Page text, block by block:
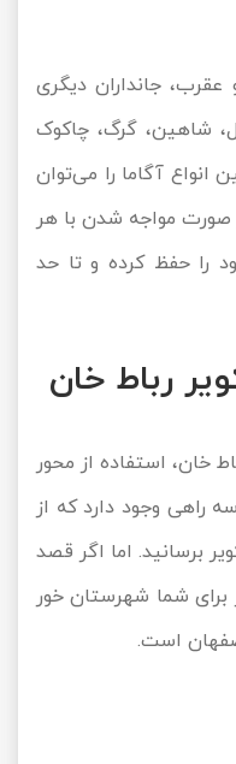
عقرب، جانداران دیگری
شاهین، گرگ، چاکوک
آگاما را می‌توان
صورت مواجه شدن با هر
را حفظ کرده و تا حد
رباط خان
خان، استفاده از محور
وجود دارد که از
برسانید. اما اگر قصد
برای شما شهرستان خور
است.